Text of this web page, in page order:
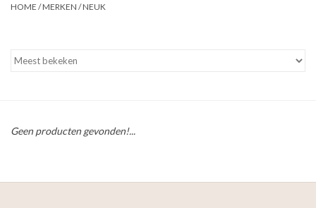
SALE DAMES
HOME /MERKEN /NEUK
Geen producten gevonden!...